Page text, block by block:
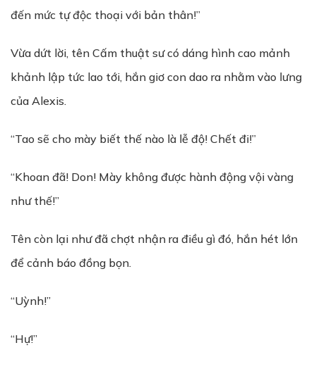
đến mức tự độc thoại với bản thân!”
Vừa dứt lời, tên Cấm thuật sư có dáng hình cao mảnh
khảnh lập tức lao tới, hắn giơ con dao ra nhằm vào lưng
của Alexis.
“Tao sẽ cho mày biết thế nào là lễ độ! Chết đi!”
“Khoan đã! Don! Mày không được hành động vội vàng
như thế!”
Tên còn lại như đã chợt nhận ra điều gì đó, hắn hét lớn
để cảnh báo đồng bọn.
“Uỳnh!”
“Hự!”